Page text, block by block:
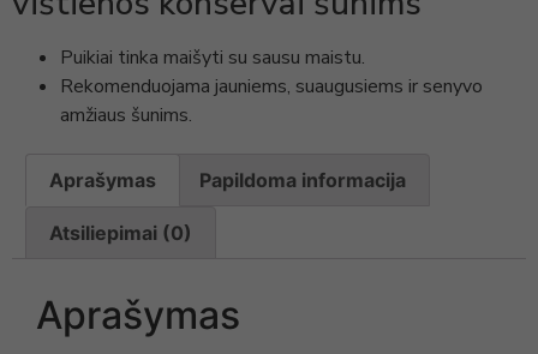
Puikiai tinka maišyti su sausu maistu.
Rekomenduojama jauniems, suaugusiems ir senyvo
amžiaus šunims.
Aprašymas Papildoma informacija
Atsiliepimai (0)
Aprašymas